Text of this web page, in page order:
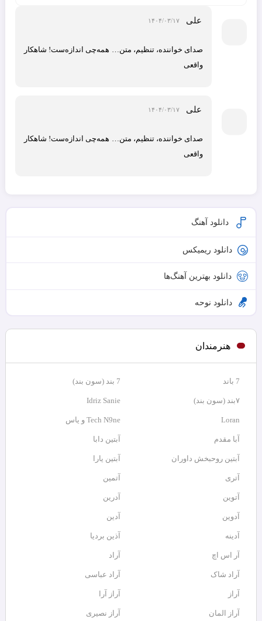
علی ۱۴۰۴/۰۳/۱۷
صدای خواننده، تنظیم، متن… همه‌چی اندازه‌ست! شاهکار
واقعی
علی ۱۴۰۴/۰۳/۱۷
صدای خواننده، تنظیم، متن… همه‌چی اندازه‌ست! شاهکار
واقعی
دانلود آهنگ
دانلود ریمیکس
دانلود بهترین آهنگ‌ها
دانلود نوحه
هنرمندان
7 باند 7 بند (سون بند)
۷بند (سون بند) Idriz Sanie
Loran Tech N9ne و یاس
آبا مقدم آبتین دابا
آبتین روحبخش داوران آبتین یارا
آتری آتمین
آتوین آدرین
آدوین آدین
آدینه آذین بردیا
آر اس اچ آراد
آراد شاک آراد عباسی
آراز آراز آرا
آراز المان آراز نصیری